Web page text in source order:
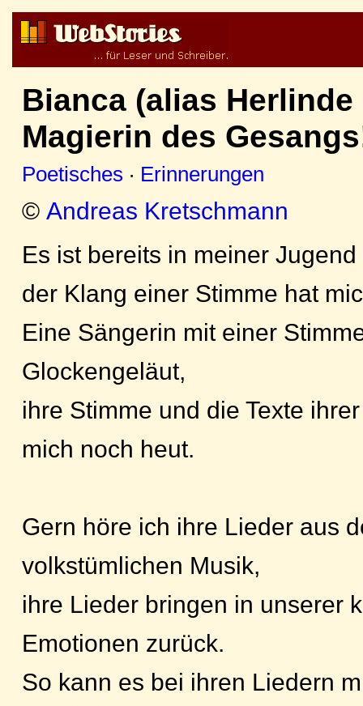
Bianca (alias Herlinde
Magierin des
Poetisches · Erinnerungen
© Andreas Kretschmann
Es ist bereits in meiner
der Klang einer Stimme hat
Eine Sängerin mit einer
Glockengeläut,
ihre Stimme und die Texte
mich noch heut.
Gern höre ich ihre Lieder aus
volkstümlichen Musik,
ihre Lieder bringen in unserer
Emotionen zurück.
So kann es bei ihren Liedern